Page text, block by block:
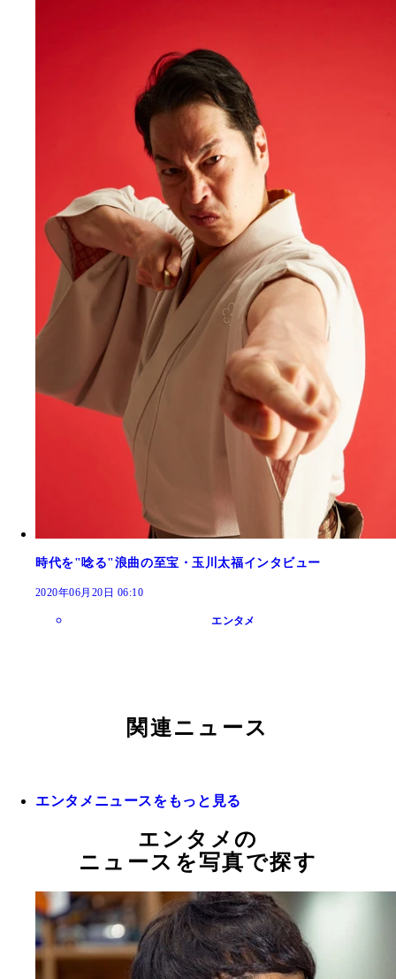
時代を"唸る"浪曲の至宝・玉川太福インタビュー
2020年06月20日 06:10
エンタメ
関連ニュース
エンタメニュースをもっと見る
エンタメの
ニュースを写真で探す